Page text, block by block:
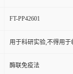
FT-PP42601
用于科研实验,不得用于
酶联免疫法